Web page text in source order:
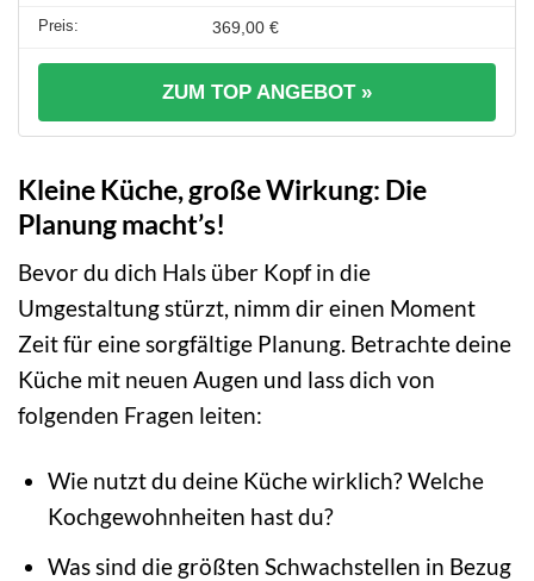
369,00 €
ZUM TOP ANGEBOT »
Kleine Küche, große Wirkung: Die
Planung macht’s!
Bevor du dich Hals über Kopf in die
Umgestaltung stürzt, nimm dir einen Moment
Zeit für eine sorgfältige Planung. Betrachte deine
Küche mit neuen Augen und lass dich von
folgenden Fragen leiten:
Wie nutzt du deine Küche wirklich? Welche
Kochgewohnheiten hast du?
Was sind die größten Schwachstellen in Bezug